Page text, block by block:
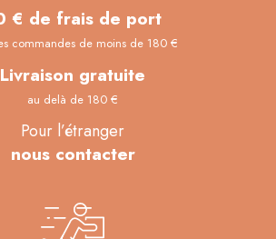
€ de frais de port
commandes de moins de 180 €
Livraison gratuite
au delà de 180 €
Pour l’étranger
nous contacter